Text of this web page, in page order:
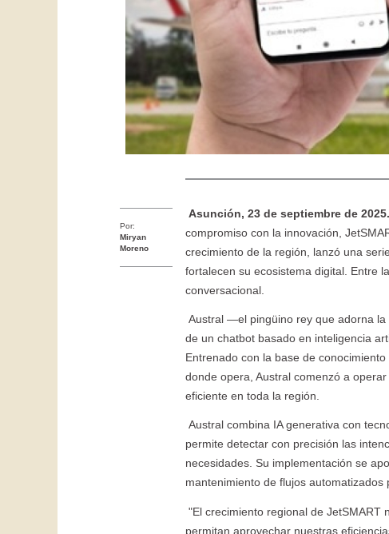
Por:
Miryan
Moreno
Asunción, 23 de septiembre de 2025.
compromiso con la innovación,
crecimiento de la región, lanzó una
fortalecen su ecosistema digital. Entre
conversacional.
Austral —el pingüino rey que adorna
de un chatbot basado en inteligencia
Entrenado con la base de
donde opera, Austral comenzó a
eficiente en toda la región.
Austral combina IA generativa con
permite detectar con precisión las
necesidades. Su implementación se
mantenimiento de flujos
"El crecimiento regional de JetSMART
permitan aprovechar nuestras